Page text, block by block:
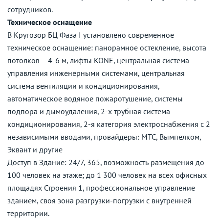
сотрудников.
Техническое оснащение
В Кругозор БЦ Фаза I установлено современное
техническое оснащение: панорамное остекление, высота
потолков – 4-6 м, лифты KONE, центральная система
управления инженерными системами, центральная
система вентиляции и кондиционирования,
автоматическое водяное пожаротушение, системы
подпора и дымоудаления, 2-х трубная система
кондиционирования, 2-я категория электроснабжения с 2
независимыми вводами, провайдеры: МТС, Вымпелком,
Эквант и другие
Доступ в Здание: 24/7, 365, возможность размещения до
100 человек на этаже; до 1 300 человек на всех офисных
площадях Строения 1, профессиональное управление
зданием, своя зона разгрузки-погрузки с внутренней
территории.